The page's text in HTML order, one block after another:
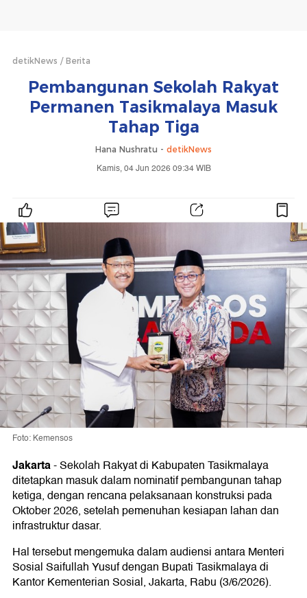
detikNews Berita
Pembangunan Sekolah Rakyat
Permanen Tasikmalaya Masuk
Tahap Tiga
Hana Nushratu - detikNews
Kamis, 04 Jun 2026 09:34 WIB
Foto: Kemensos
Jakarta-Sekolah Rakyat di Kabupaten Tasikmalaya
ditetapkan masuk dalam nominatif pembangunan tahap
ketiga, dengan rencana pelaksanaan konstruksi pada
Oktober 2026, setelah pemenuhan kesiapan lahan dan
infrastruktur dasar.
Hal tersebut mengemuka dalam audiensi antara Menteri
Sosial Saifullah Yusuf dengan Bupati Tasikmalaya di
Kantor Kementerian Sosial, Jakarta, Rabu (3/6/2026).